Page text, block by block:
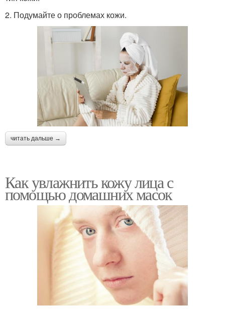
2. Подумайте о проблемах кожи.
читать дальше →
Как увлажнить кожу лица с
помощью домашних масок